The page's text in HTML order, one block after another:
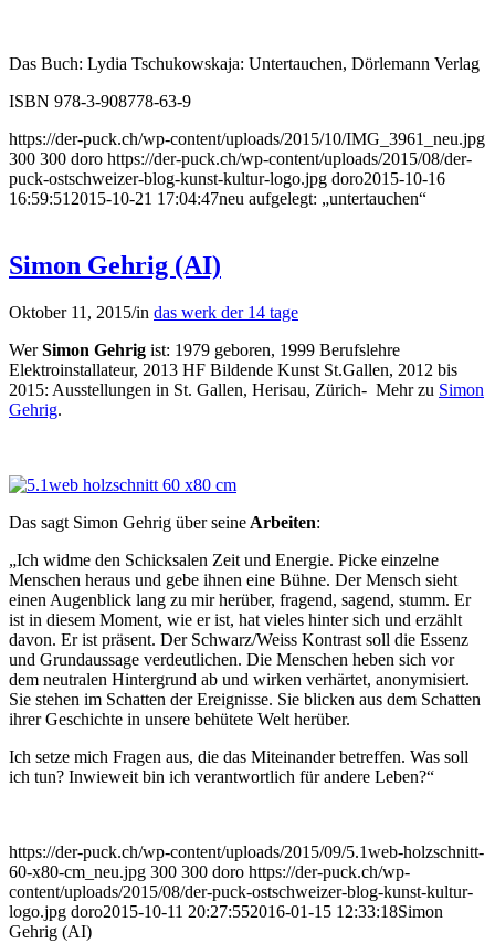
Das Buch: Lydia Tschukowskaja: Untertauchen, Dörlemann Verlag
ISBN 978-3-908778-63-9
https://der-puck.ch/wp-content/uploads/2015/10/IMG_3961_neu.jpg
300 300 doro https://der-puck.ch/wp-content/uploads/2015/08/der-
puck-ostschweizer-blog-kunst-kultur-logo.jpg doro2015-10-16
16:59:51 2015-10-21 17:04:47neu aufgelegt: „untertauchen“
Simon Gehrig (AI)
Oktober 11, 2015/in das werk der 14 tage
WerSimon Gehrig ist: 1979 geboren, 1999 Berufslehre
Elektroinstallateur, 2013 HF Bildende Kunst St.Gallen, 2012 bis
2015: Ausstellungen in St. Gallen, Herisau, Zürich- Mehr zu Simon
Gehrig.
Das sagt Simon Gehrig über seine Arbeiten:
„Ich widme den Schicksalen Zeit und Energie. Picke einzelne
Menschen heraus und gebe ihnen eine Bühne. Der Mensch sieht
einen Augenblick lang zu mir herüber, fragend, sagend, stumm. Er
ist in diesem Moment, wie er ist, hat vieles hinter sich und erzählt
davon. Er ist präsent. Der Schwarz/Weiss Kontrast soll die Essenz
und Grundaussage verdeutlichen. Die Menschen heben sich vor
dem neutralen Hintergrund ab und wirken verhärtet, anonymisiert.
Sie stehen im Schatten der Ereignisse. Sie blicken aus dem Schatten
ihrer Geschichte in unsere behütete Welt herüber.
Ich setze mich Fragen aus, die das Miteinander betreffen. Was soll
ich tun? Inwieweit bin ich verantwortlich für andere Leben?“
https://der-puck.ch/wp-content/uploads/2015/09/5.1web-holzschnitt-
60-x80-cm_neu.jpg 300 300 doro https://der-puck.ch/wp-
content/uploads/2015/08/der-puck-ostschweizer-blog-kunst-kultur-
logo.jpg doro2015-10-11 20:27:552016-01-15 12:33:18Simon
Gehrig (AI)